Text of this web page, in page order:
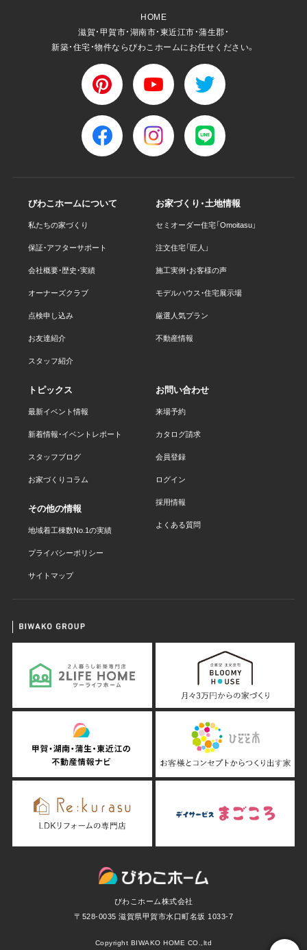
HOME
滋賀・甲賀市・湖南市・東近江市・蒲生郡・
新築・住宅・物件ならびわこホームにお任せください。
びわこホームについて
私たちの家づくり
保証・アフターサポート
会社概要・歴史・実績
オーナーズクラブ
点検申し込み
お友達紹介
スタッフ紹介
お家づくり・土地情報
セミオーダー住宅「Omoitasu」
注文住宅「匠人」
施工実例・お客様の声
モデルハウス・住宅展示場
厳選人気プラン
不動産情報
トピックス
最新イベント情報
新着情報・イベントレポート
スタッフブログ
お家づくりコラム
お問い合わせ
来場予約
カタログ請求
会員登録
ログイン
採用情報
よくある質問
その他の情報
地域着工棟数No.1の実績
プライバシーポリシー
サイトマップ
びわこホーム株式会社
〒528-0035 滋賀県甲賀市水口町名坂 1033-7
Copyright BIWAKO HOME CO.,ltd